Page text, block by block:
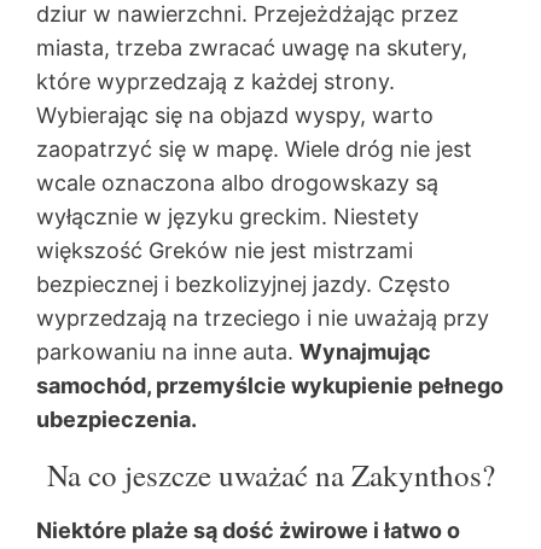
dziur w nawierzchni. Przejeżdżając przez
miasta, trzeba zwracać uwagę na skutery,
które wyprzedzają z każdej strony.
Wybierając się na objazd wyspy, warto
zaopatrzyć się w mapę. Wiele dróg nie jest
wcale oznaczona albo drogowskazy są
wyłącznie w języku greckim. Niestety
większość Greków nie jest mistrzami
bezpiecznej i bezkolizyjnej jazdy. Często
wyprzedzają na trzeciego i nie uważają przy
parkowaniu na inne auta. Wynajmując
samochód, przemyślcie wykupienie pełnego
ubezpieczenia.
Na co jeszcze uważać na Zakynthos?
Niektóre plaże są dość żwirowe i łatwo o